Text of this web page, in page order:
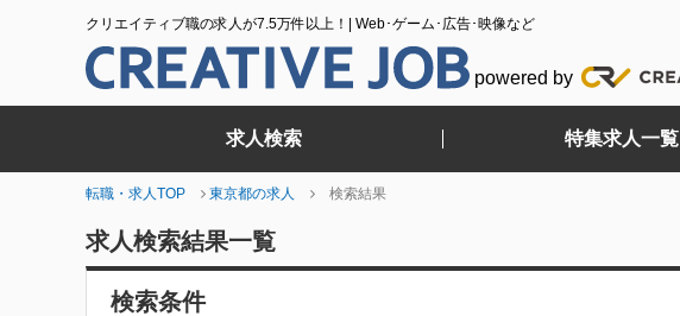
クリエイティブ職の求人が7.5万件以上！| Web･ゲーム･広告･映像など
powered by
求人検索 特集求人一覧
転職・求人TOP 東京都の求人 検索結果
求人検索結果一覧
検索条件